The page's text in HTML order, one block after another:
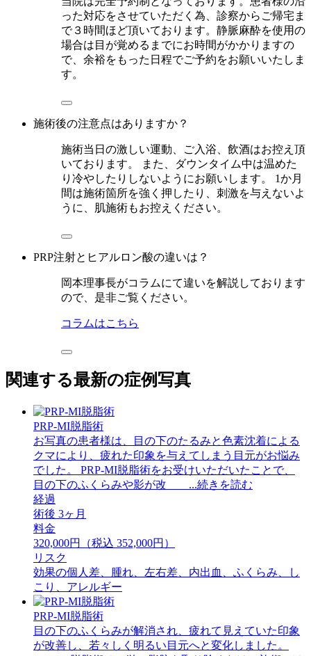
った対応をさせていただく為、診察からご帰宅ま
で３時間ほど頂いております。静脈麻酔を使用の
場合は目が覚めるまでにお時間がかかりますの
で、余裕をもった日程でご予約をお願いいたしま
す。
施術後の注意点はありますか？
施術当日の激しい運動、ご入浴、飲酒はお控え頂
いております。 また、ダウンタイム中は温めた
り冷やしたりしないようにお願いします。 1か月
間は施術箇所を強く押したり、刺激を与えないよ
うに、肌施術もお控えください。
PRP注射とヒアルロン酸の違いは？
岡本理事長がコラムにて違いを解説しております
ので、是非ご覧ください。
コラムはこちら
関連する最新の症例写真
PRP-MI脱脂術
お写真の患者様は、目の下のたるみと色素沈着による
クマにより、疲れた印象を与えてしまう目元がお悩み
でした。 PRP-MI脱脂術をお受けいただいたことで、
目の下のふくらみや影が改 ...続きを読む
経過
術後 3ヶ月
料金
320,000円（税込 352,000円）
リスク
効果の個人差、腫れ、左右差、内出血、ふくらみ、し
こり、アレルギー
PRP-MI脱脂術
目の下のふくらみが解消され、疲れて見えていた印象
が改善し、若々しく明るい目元へと変化しました。